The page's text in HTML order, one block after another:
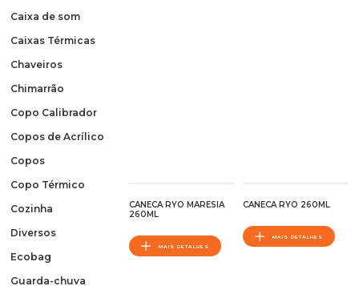
Caixa de som
Caixas Térmicas
Chaveiros
Chimarrão
Copo Calibrador
Copos de Acrílico
Copos
Copo Térmico
Cozinha
Diversos
Ecobag
Guarda-chuva
CANECA RYO MARESIA
260ML
MAIS DETALHES
CANECA RYO 260ML
MAIS DETALHES